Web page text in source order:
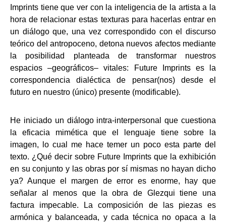
Imprints tiene que ver con la inteligencia de la artista a la
hora de relacionar estas texturas para hacerlas entrar en
un diálogo que, una vez correspondido con el discurso
teórico del antropoceno, detona nuevos afectos mediante
la posibilidad planteada de transformar nuestros
espacios –geográficos– vitales: Future Imprints es la
correspondencia dialéctica de pensar(nos) desde el
futuro en nuestro (único) presente (modificable).
He iniciado un diálogo intra-interpersonal que cuestiona
la eficacia mimética que el lenguaje tiene sobre la
imagen, lo cual me hace temer un poco esta parte del
texto. ¿Qué decir sobre Future Imprints que la exhibición
en su conjunto y las obras por sí mismas no hayan dicho
ya? Aunque el margen de error es enorme, hay que
señalar al menos que la obra de Glezqui tiene una
factura impecable. La composición de las piezas es
armónica y balanceada, y cada técnica no opaca a la